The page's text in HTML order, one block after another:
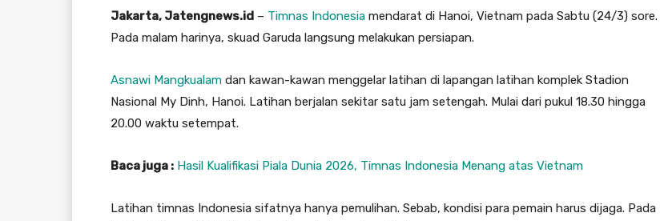
Jakarta, Jatengnews.id – Timnas Indonesia mendarat di Hanoi, Vietnam pada Sabtu (24/3) sore.
Pada malam harinya, skuad Garuda langsung melakukan persiapan.
Asnawi Mangkualam dan kawan-kawan menggelar latihan di lapangan latihan komplek Stadion
Nasional My Dinh, Hanoi. Latihan berjalan sekitar satu jam setengah. Mulai dari pukul 18.30 hingga
20.00 waktu setempat.
Baca juga : Hasil Kualifikasi Piala Dunia 2026, Timnas Indonesia Menang atas Vietnam
Latihan timnas Indonesia sifatnya hanya pemulihan. Sebab, kondisi para pemain harus dijaga. Pada